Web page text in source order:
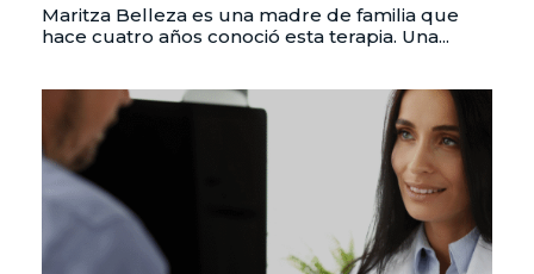
Maritza Belleza es una madre de familia que
hace cuatro años conoció esta terapia. Una...